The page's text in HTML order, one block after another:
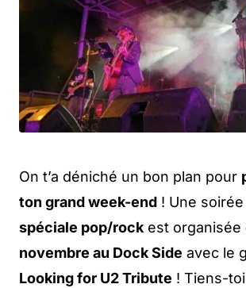
On t’a déniché un bon plan pour
ton grand week-end ! Une soirée
spéciale pop/rock est organisée
novembre au Dock Side avec le
Looking for U2 Tribute ! Tiens-